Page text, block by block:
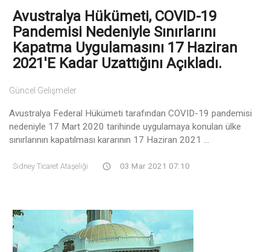
Avustralya Hükümeti, COVID-19
Pandemisi Nedeniyle Sınırlarını
Kapatma Uygulamasını 17 Haziran
2021'e Kadar Uzattığını Açıkladı.
Güncel Gelişmeler
Avustralya Federal Hükümeti tarafından COVID-19 pandemisi
nedeniyle 17 Mart 2020 tarihinde uygulamaya konulan ülke
sınırlarının kapatılması kararının 17 Haziran 2021 ...
Sidney Ticaret Ataşeliği 03 Mar 2021 07:10